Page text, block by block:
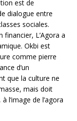
est de
dialogue entre
sociales.
L’Agora a
Okbi est
comme pierre
d’un
que la culture ne
mais doit
l’image de l’agora